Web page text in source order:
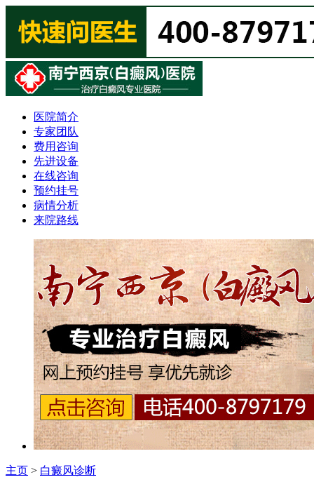
医院简介
专家团队
费用咨询
先进设备
在线咨询
预约挂号
病情分析
来院路线
主页 > 白癜风诊断